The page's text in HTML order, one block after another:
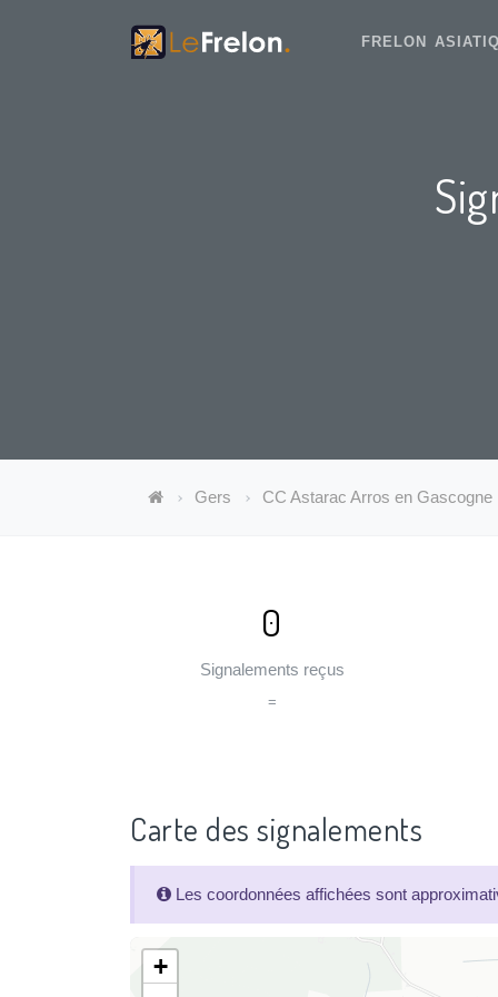
FRELON
Gers CC Astarac Arros en Gascogne
0
Signalements reçus
=
Carte des signalements
Les coordonnées affichées sont
+